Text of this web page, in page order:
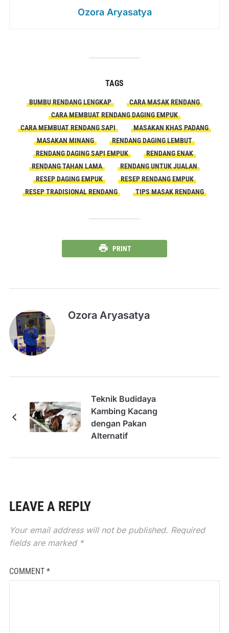
Ozora Aryasatya
TAGS
BUMBU RENDANG LENGKAP
CARA MASAK RENDANG
CARA MEMBUAT RENDANG DAGING EMPUK
CARA MEMBUAT RENDANG SAPI
MASAKAN KHAS PADANG
MASAKAN MINANG
RENDANG DAGING LEMBUT
RENDANG DAGING SAPI EMPUK
RENDANG ENAK
RENDANG TAHAN LAMA
RENDANG UNTUK JUALAN
RESEP DAGING EMPUK
RESEP RENDANG EMPUK
RESEP TRADISIONAL RENDANG
TIPS MASAK RENDANG
PRINT
Ozora Aryasatya
Teknik Budidaya
Kambing Kacang
dengan Pakan
Alternatif
LEAVE A REPLY
Your email address will not be published. Required
fields are marked *
COMMENT *